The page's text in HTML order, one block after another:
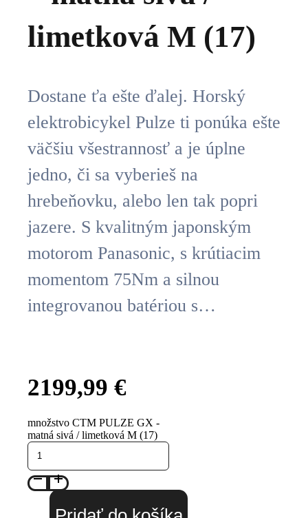
limetková M (17)
Dostane ťa ešte ďalej. Horský
elektrobicykel Pulze ti ponúka ešte
väčšiu všestrannosť a je úplne
jedno, či sa vyberieš na
hrebeňovku, alebo len tak popri
jazere. S kvalitným japonským
motorom Panasonic, s krútiacim
momentom 75Nm a silnou
integrovanou batériou s…
2199,99 €
množstvo CTM PULZE GX -
matná sivá / limetková M (17)